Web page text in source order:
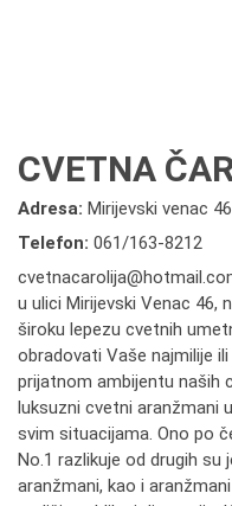
CVETNA
Adresa: Mirijevski venac
Telefon: 061/163-8212
u ulici Mirijevski Venac 46,
široku lepezu cvetnih
obradovati Vaše najmilije
prijatnom ambijentu naših
luksuzni cvetni aranžmani
svim situacijama. Ono po
No.1 razlikuje od drugih su
aranžmani, kao i